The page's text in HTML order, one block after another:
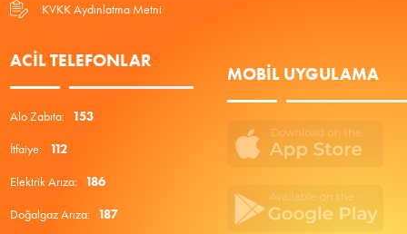
KVKK Aydınlatma Metni
ACIL TELEFONLAR
Alo Zabıta: 153
İtfaiye: 112
Elektrik Arıza: 186
Doğalgaz Arıza: 187
MOBIL UYGULAMA